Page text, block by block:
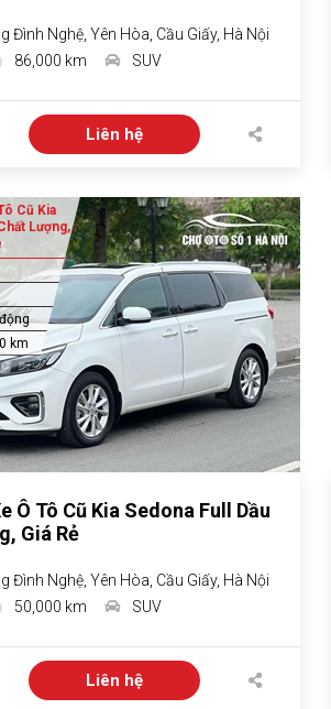
Đình Nghệ, Yên Hòa, Cầu Giấy, Hà Nội
86,000 km SUV
Liên hệ
Cũ Kia
Lượng,
km
Ô Tô Cũ Kia Sedona Full Dầu
Giá Rẻ
Đình Nghệ, Yên Hòa, Cầu Giấy, Hà Nội
50,000 km SUV
Liên hệ